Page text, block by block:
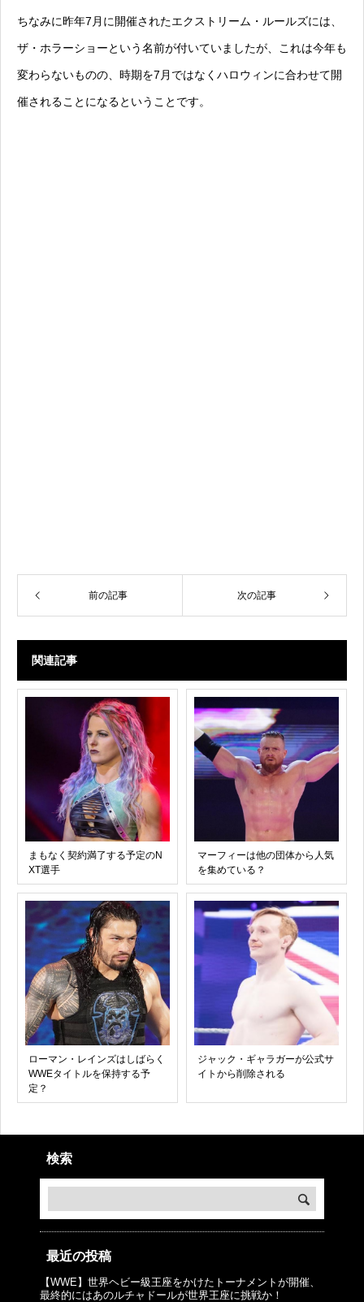
ちなみに昨年7月に開催されたエクストリーム・ルールズには、
ザ・ホラーショーという名前が付いていましたが、これは今年も
変わらないものの、時期を7月ではなくハロウィンに合わせて開
催されることになるということです。
前の記事 次の記事
関連記事
まもなく契約満了する予定のN
XT選手
マーフィーは他の団体から人気
を集めている？
ローマン・レインズはしばらく
WWEタイトルを保持する予
定？
ジャック・ギャラガーが公式サ
イトから削除される
検索
最近の投稿
【WWE】世界ヘビー級王座をかけたトーナメントが開催、
最終的にはあのルチャドールが世界王座に挑戦か！
© プロレスJunkie ～WWEの最新情報 USA～